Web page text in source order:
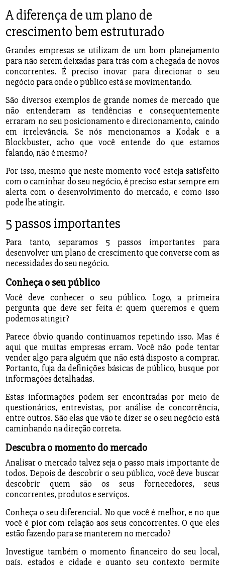
A diferença de um plano de
crescimento bem estruturado
Grandes empresas se utilizam de um bom planejamento
para não serem deixadas para trás com a chegada de novos
concorrentes. É preciso inovar para direcionar o seu
negócio para onde o público está se movimentando.
São diversos exemplos de grande nomes de mercado que
não entenderam as tendências e consequentemente
erraram no seu posicionamento e direcionamento, caindo
em irrelevância. Se nós mencionamos a Kodak e a
Blockbuster, acho que você entende do que estamos
falando, não é mesmo?
Por isso, mesmo que neste momento você esteja satisfeito
com o caminhar do seu negócio, é preciso estar sempre em
alerta com o desenvolvimento do mercado, e como isso
pode lhe atingir.
5 passos importantes
Para tanto, separamos 5 passos importantes para
desenvolver um plano de crescimento que converse com as
necessidades do seu negócio.
Conheça o seu público
Você deve conhecer o seu público. Logo, a primeira
pergunta que deve ser feita é: quem queremos e quem
podemos atingir?
Parece óbvio quando continuamos repetindo isso. Mas é
aqui que muitas empresas erram. Você não pode tentar
vender algo para alguém que não está disposto a comprar.
Portanto, fuja da definições básicas de público, busque por
informações detalhadas.
Estas informações podem ser encontradas por meio de
questionários, entrevistas, por análise de concorrência,
entre outros. São elas que vão te dizer se o seu negócio está
caminhando na direção correta.
Descubra o momento do mercado
Analisar o mercado talvez seja o passo mais importante de
todos. Depois de descobrir o seu público, você deve buscar
descobrir quem são os seus fornecedores, seus
concorrentes, produtos e serviços.
Conheça o seu diferencial. No que você é melhor, e no que
você é pior com relação aos seus concorrentes. O que eles
estão fazendo para se manterem no mercado?
Investigue também o momento financeiro do seu local,
país, estados e cidade e quanto seu contexto permite